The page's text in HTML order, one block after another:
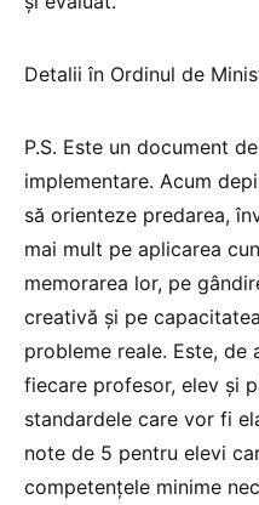
Detalii în Ordinul de
P.S. Este un document
implementare. Acum
să orienteze predarea,
mai mult pe aplicarea
memorarea lor, pe
creativă și pe
probleme reale. Este, de
fiecare profesor, elev și
standardele care vor fi
note de 5 pentru elevi
competențele minime